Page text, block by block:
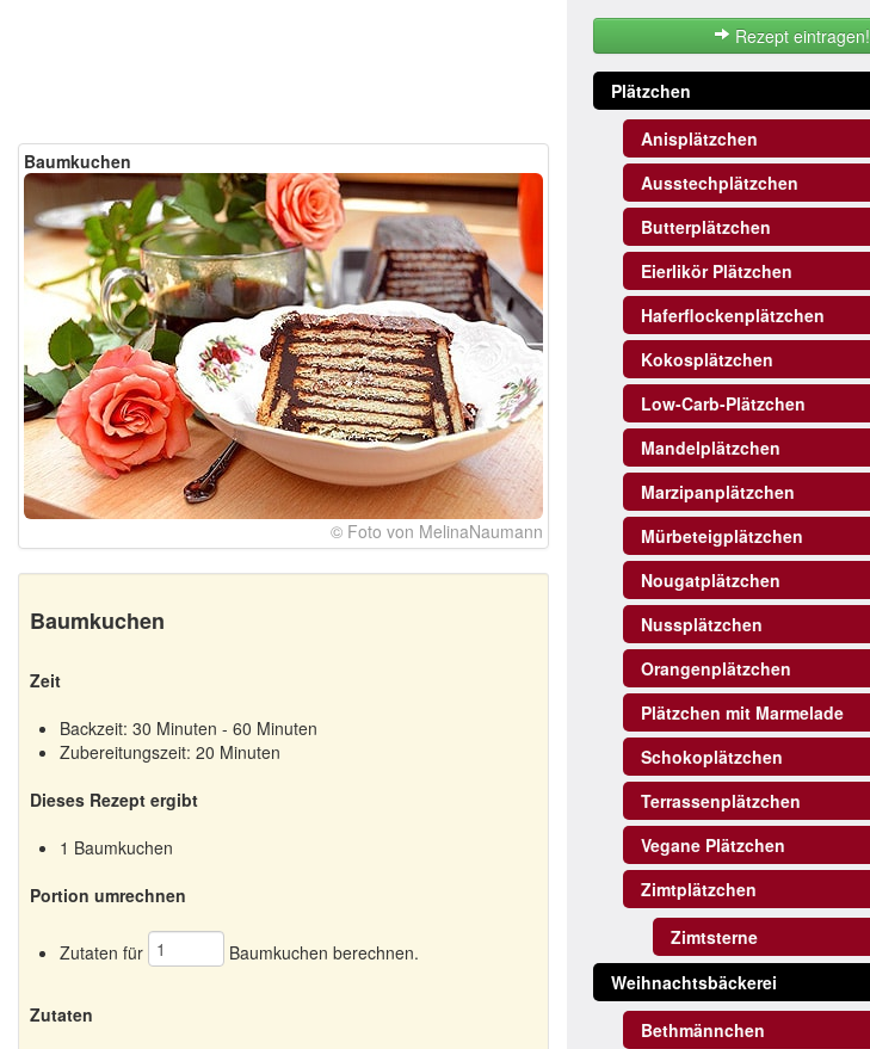
Baumkuchen
© Foto von MelinaNaumann
Baumkuchen
Zeit
Backzeit: 30 Minuten - 60 Minuten
Zubereitungszeit: 20 Minuten
Dieses Rezept ergibt
1 Baumkuchen
Portion umrechnen
Zutaten für Baumkuchen berechnen.
Zutaten
Rezept eintragen!
Plätzchen
Anisplätzchen
Ausstechplätzchen
Butterplätzchen
Eierlikör Plätzchen
Haferflockenplätzchen
Kokosplätzchen
Low-Carb-Plätzchen
Mandelplätzchen
Marzipanplätzchen
Mürbeteigplätzchen
Nougatplätzchen
Nussplätzchen
Orangenplätzchen
Plätzchen mit Marmelade
Schokoplätzchen
Terrassenplätzchen
Vegane Plätzchen
Zimtplätzchen
Zimtsterne
Weihnachtsbäckerei
Bethmännchen